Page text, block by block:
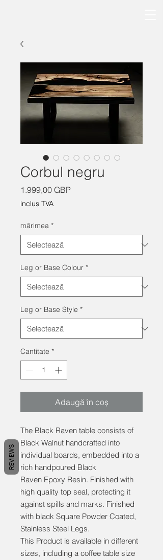
Corbul negru
1.999,00 GBPPreț
inclus TVA
mărimea *
Leg or Base Colour *
Leg or Base Style *
Cantitate *
Adaugă în coș
The Black Raven table consists of
Black Walnut handcrafted into
individual boards, embedded into a
rich handpoured Black
Raven Epoxy Resin. Finished with
high quality top seal, protecting it
against spills and marks. Finished
with black Square Powder Coated,
Stainless Steel Legs.
This Product is available in different
sizes, including a coffee table size
REVIEWS